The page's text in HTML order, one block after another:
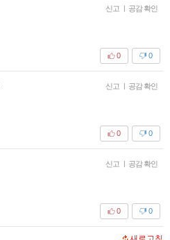
신고 | 공감 확인
0
0
신고 | 공감 확인
0
0
신고 | 공감 확인
0
0